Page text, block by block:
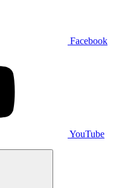
Facebook
YouTube